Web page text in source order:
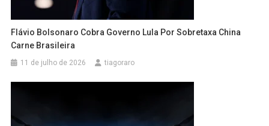
Flávio Bolsonaro Cobra Governo Lula Por Sobretaxa China
Carne Brasileira
11 de julho de 2026 tiagoraro